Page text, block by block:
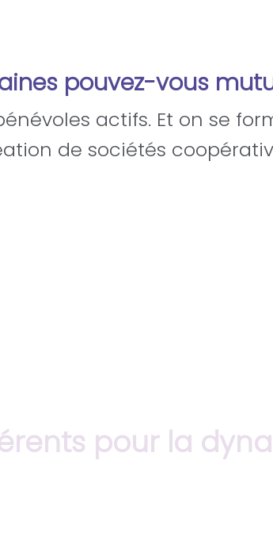
pouvez-vous
actifs. Et on se
de sociétés
pour la